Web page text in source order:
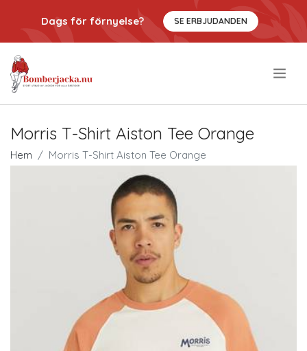
Dags för förnyelse? SE ERBJUDANDEN
Morris T-Shirt Aiston Tee Orange
Hem Morris T-Shirt Aiston Tee Orange